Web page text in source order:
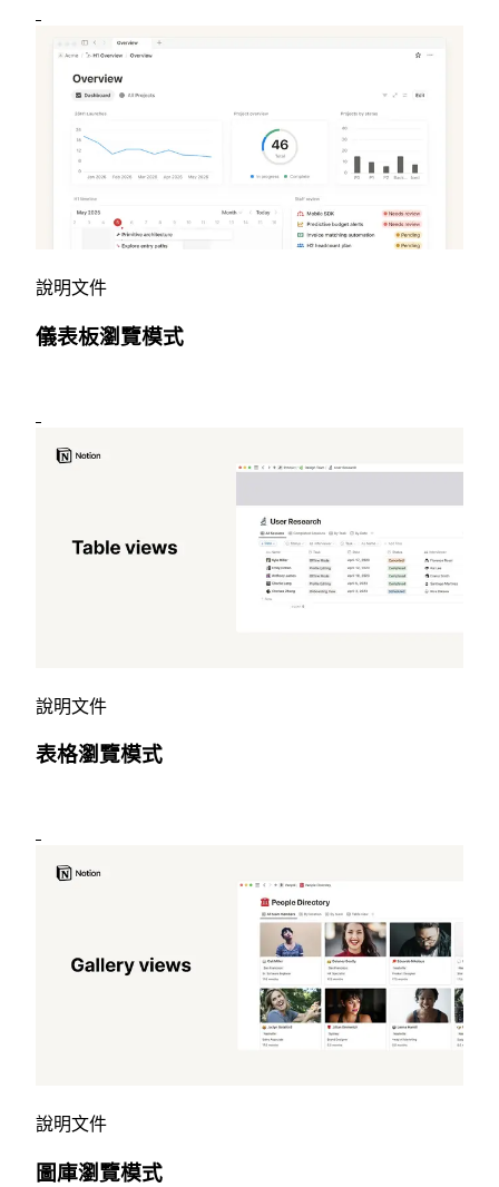
說明文件
儀表板瀏覽模式
說明文件
表格瀏覽模式
說明文件
圖庫瀏覽模式